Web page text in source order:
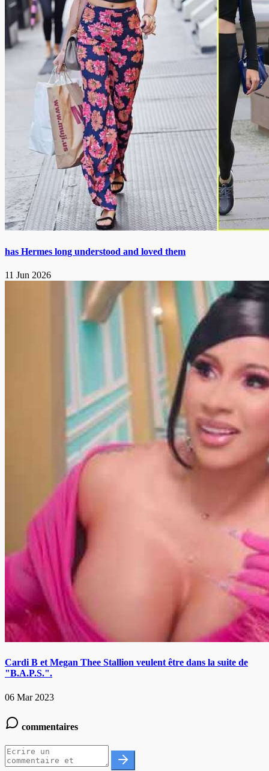
has Hermes long understood and loved them
11 Jun 2026
Cardi B et Megan Thee Stallion veulent être dans la suite de
"B.A.P.S.".
06 Mar 2023
commentaires